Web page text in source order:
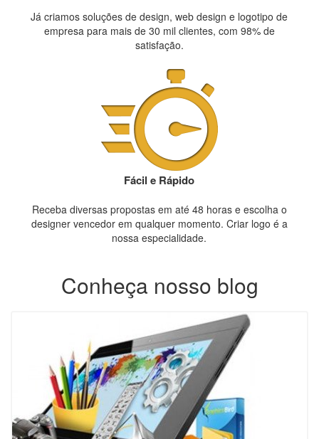
Já criamos soluções de design, web design e logotipo de
empresa para mais de 30 mil clientes, com 98% de
satisfação.
Fácil e Rápido
Receba diversas propostas em até 48 horas e escolha o
designer vencedor em qualquer momento. Criar logo é a
nossa especialidade.
Conheça nosso blog